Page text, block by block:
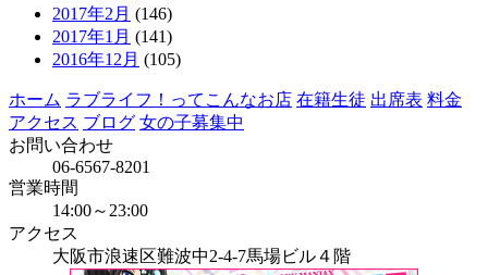
2017年2月 (146)
2017年1月 (141)
2016年12月 (105)
ホーム ラブライフ！ってこんなお店 在籍生徒 出席表 料金
アクセス ブログ 女の子募集中
お問い合わせ
06-6567-8201
営業時間
14:00～23:00
アクセス
大阪市浪速区難波中2-4-7馬場ビル４階